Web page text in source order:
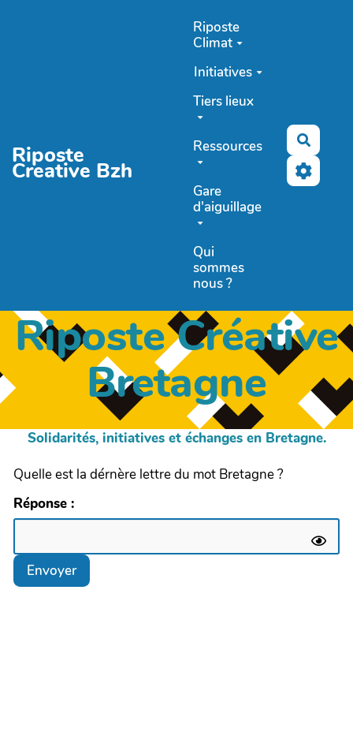
Riposte
Creative Bzh
Riposte
Climat
Initiatives
Tiers lieux
Ressources
Gare
d'aiguillage
Qui
sommes
nous ?
Riposte Créative
Bretagne
Solidarités, initiatives et échanges en Bretagne.
Quelle est la dérnère lettre du mot Bretagne ?
Réponse :
Envoyer